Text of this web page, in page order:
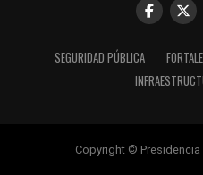
SEGURIDAD PÚBLICA
Copyright ©